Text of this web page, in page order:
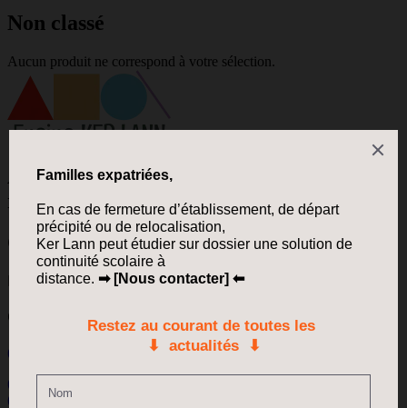
Non classé
Aucun produit ne correspond à votre sélection.
Apprendre en liberté pour grandir et
réussir.
Contact
Contactez-nous
(+351) 926 655 002
(+33) 060 875 0648
(+33) 067 156 2609